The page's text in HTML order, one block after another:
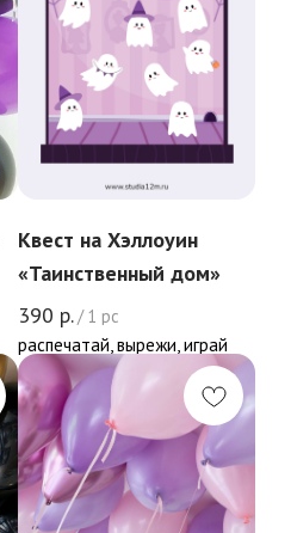
Квест на Хэллоуин
«Таинственный дом»
390 р. / 1 pc
распечатай, вырежи, играй